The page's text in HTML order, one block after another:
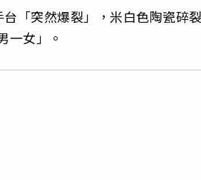
「突然爆裂」，米白色陶瓷碎
一女」。